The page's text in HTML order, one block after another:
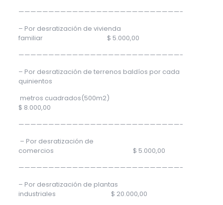
———————————————————————————-
– Por desratización de vivienda
familiar $ 5.000,00
———————————————————————————-
– Por desratización de terrenos baldíos por cada
quinientos
metros cuadrados(500m2)
$ 8.000,00
———————————————————————————-
– Por desratización de
comercios $ 5.000,00
———————————————————————————-
– Por desratización de plantas
industriales $ 20.000,00